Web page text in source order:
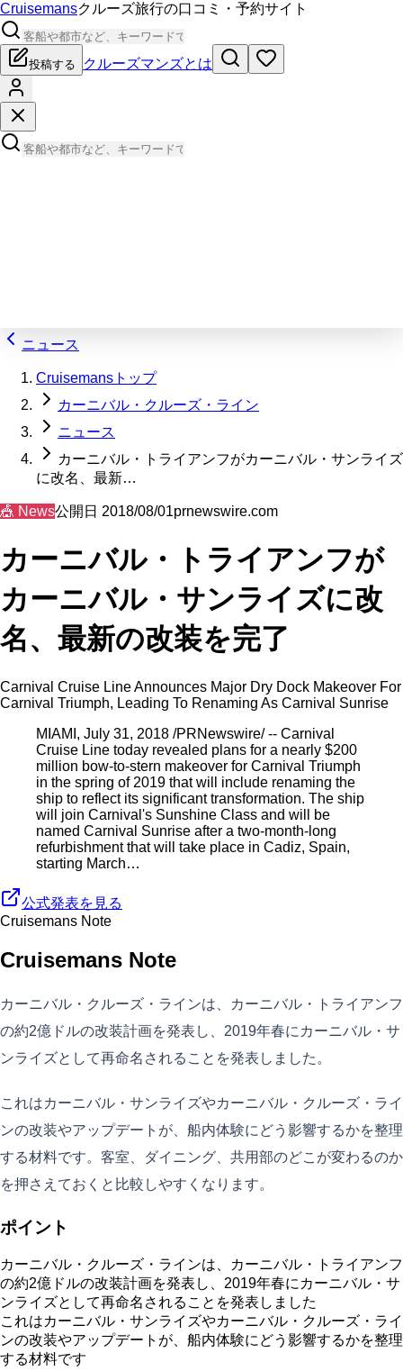
Cruisemansクルーズ旅行の口コミ・予約サイト
投稿する クルーズマンズとは
ニュース
Cruisemansトップ
カーニバル・クルーズ・ライン
ニュース
カーニバル・トライアンフがカーニバル・サンライズ
に改名、最新…
🎪 News公開日 2018/08/01prnewswire.com
カーニバル・トライアンフが
カーニバル・サンライズに改
名、最新の改装を完了
Carnival Cruise Line Announces Major Dry Dock Makeover For
Carnival Triumph, Leading To Renaming As Carnival Sunrise
MIAMI, July 31, 2018 /PRNewswire/ -- Carnival
Cruise Line today revealed plans for a nearly $200
million bow-to-stern makeover for Carnival Triumph
in the spring of 2019 that will include renaming the
ship to reflect its significant transformation. The ship
will join Carnival's Sunshine Class and will be
named Carnival Sunrise after a two-month-long
refurbishment that will take place in Cadiz, Spain,
starting March…
公式発表を見る
Cruisemans Note
Cruisemans Note
カーニバル・クルーズ・ラインは、カーニバル・トライアンフ
の約2億ドルの改装計画を発表し、2019年春にカーニバル・サ
ンライズとして再命名されることを発表しました。
これはカーニバル・サンライズやカーニバル・クルーズ・ライ
ンの改装やアップデートが、船内体験にどう影響するかを整理
する材料です。客室、ダイニング、共用部のどこが変わるのか
を押さえておくと比較しやすくなります。
ポイント
カーニバル・クルーズ・ラインは、カーニバル・トライアンフ
の約2億ドルの改装計画を発表し、2019年春にカーニバル・サ
ンライズとして再命名されることを発表しました
これはカーニバル・サンライズやカーニバル・クルーズ・ライ
ンの改装やアップデートが、船内体験にどう影響するかを整理
する材料です